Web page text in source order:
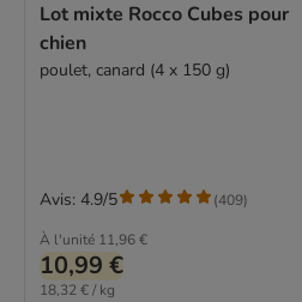
Lot mixte Rocco Cubes pour
chien
poulet, canard (4 x 150 g)
À l'unité 11,96 €
10,99 €
18,32 € / kg
Avis: 4.9/5 (409)